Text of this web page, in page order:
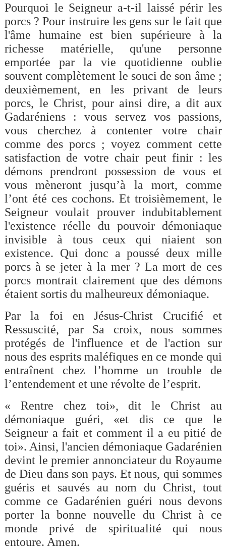
Pourquoi le Seigneur a-t-il laissé périr les
porcs ? Pour instruire les gens sur le fait que
l'âme humaine est bien supérieure à la
richesse matérielle, qu'une personne
emportée par la vie quotidienne oublie
souvent complètement le souci de son âme ;
deuxièmement, en les privant de leurs
porcs, le Christ, pour ainsi dire, a dit aux
Gadaréniens : vous servez vos passions,
vous cherchez à contenter votre chair
comme des porcs ; voyez comment cette
satisfaction de votre chair peut finir : les
démons prendront possession de vous et
vous mèneront jusqu’à la mort, comme
l’ont été ces cochons. Et troisièmement, le
Seigneur voulait prouver indubitablement
l'existence réelle du pouvoir démoniaque
invisible à tous ceux qui niaient son
existence. Qui donc a poussé deux mille
porcs à se jeter à la mer ? La mort de ces
porcs montrait clairement que des démons
étaient sortis du malheureux démoniaque.
Par la foi en Jésus-Christ Crucifié et
Ressuscité, par Sa croix, nous sommes
protégés de l'influence et de l'action sur
nous des esprits maléfiques en ce monde qui
entraînent chez l’homme un trouble de
l’entendement et une révolte de l’esprit.
« Rentre chez toi», dit le Christ au
démoniaque guéri, «et dis ce que le
Seigneur a fait et comment il a eu pitié de
toi». Ainsi, l'ancien démoniaque Gadarénien
devint le premier annonciateur du Royaume
de Dieu dans son pays. Et nous, qui sommes
guéris et sauvés au nom du Christ, tout
comme ce Gadarénien guéri nous devons
porter la bonne nouvelle du Christ à ce
monde privé de spiritualité qui nous
entoure. Amen.